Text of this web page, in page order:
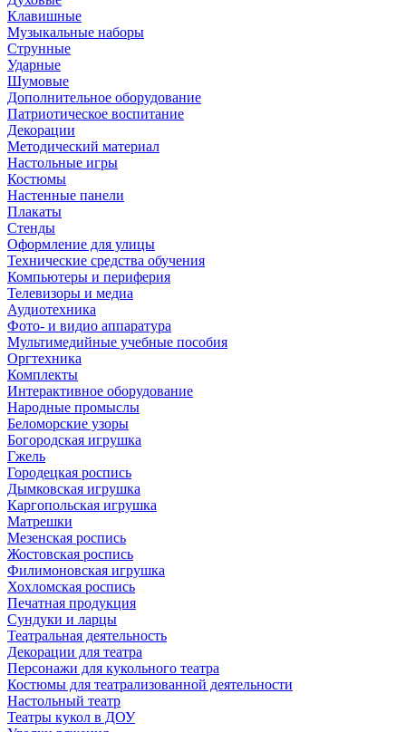
Клавишные
Музыкальные наборы
Струнные
Ударные
Шумовые
Дополнительное оборудование
Патриотическое воспитание
Декорации
Методический материал
Настольные игры
Костюмы
Настенные панели
Плакаты
Стенды
Оформление для улицы
Технические средства обучения
Компьютеры и периферия
Телевизоры и медиа
Аудиотехника
Фото- и видио аппаратура
Мультимедийные учебные пособия
Оргтехника
Комплекты
Интерактивное оборудование
Народные промыслы
Беломорские узоры
Богородская игрушка
Гжель
Городецкая роспись
Дымковская игрушка
Каргопольская игрушка
Матрешки
Мезенская роспись
Жостовская роспись
Филимоновская игрушка
Хохломская роспись
Печатная продукция
Сундуки и ларцы
Театральная деятельность
Декорации для театра
Персонажи для кукольного театра
Костюмы для театрализованной деятельности
Настольный театр
Театры кукол в ДОУ